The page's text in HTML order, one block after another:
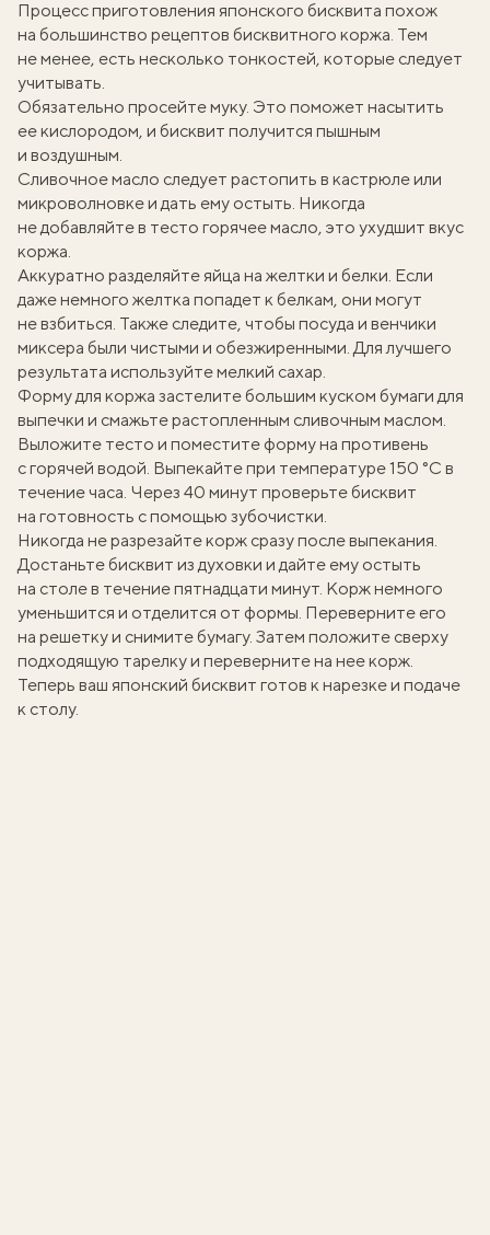
Процесс приготовления японского бисквита похож
на большинство рецептов бисквитного коржа. Тем
не менее, есть несколько тонкостей, которые следует
учитывать.
Обязательно просейте муку. Это поможет насытить
ее кислородом, и бисквит получится пышным
и воздушным.
Сливочное масло следует растопить в кастрюле или
микроволновке и дать ему остыть. Никогда
не добавляйте в тесто горячее масло, это ухудшит вкус
коржа.
Аккуратно разделяйте яйца на желтки и белки. Если
даже немного желтка попадет к белкам, они могут
не взбиться. Также следите, чтобы посуда и венчики
миксера были чистыми и обезжиренными. Для лучшего
результата используйте мелкий сахар.
Форму для коржа застелите большим куском бумаги для
выпечки и смажьте растопленным сливочным маслом.
Выложите тесто и поместите форму на противень
с горячей водой. Выпекайте при температуре 150 °C в
течение часа. Через 40 минут проверьте бисквит
на готовность с помощью зубочистки.
Никогда не разрезайте корж сразу после выпекания.
Достаньте бисквит из духовки и дайте ему остыть
на столе в течение пятнадцати минут. Корж немного
уменьшится и отделится от формы. Переверните его
на решетку и снимите бумагу. Затем положите сверху
подходящую тарелку и переверните на нее корж.
Теперь ваш японский бисквит готов к нарезке и подаче
к столу.